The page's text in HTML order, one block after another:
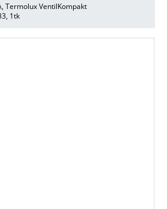
, Termolux VentilKompakt
1tk